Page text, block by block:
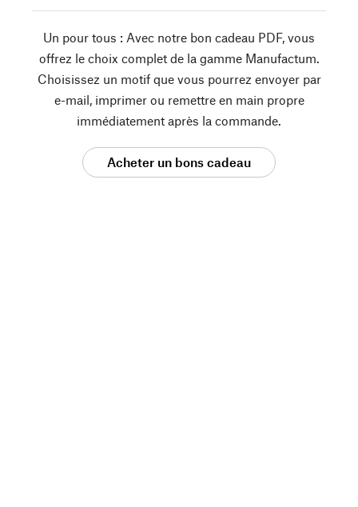
Un pour tous : Avec notre bon cadeau PDF, vous
offrez le choix complet de la gamme Manufactum.
Choisissez un motif que vous pourrez envoyer par
e-mail, imprimer ou remettre en main propre
immédiatement après la commande.
Acheter un bons cadeau